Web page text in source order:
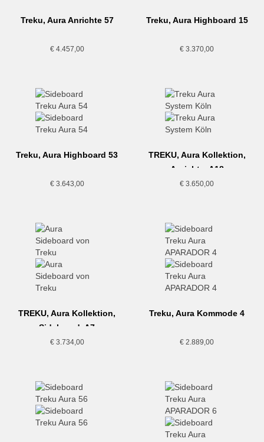
Treku, Aura Anrichte 57
€4.457,00
Treku, Aura Highboard 15
€ 3.370,00
Treku, Aura Highboard 53
€3.643,00
TREKU, Aura Kollektion,
Anrichte, A18
€ 3.650,00
TREKU, Aura Kollektion,
Sideboard, A7
€3.734,00
Treku, Aura Kommode 4
€ 2.889,00